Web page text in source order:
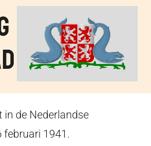
in de Nederlandse
februari 1941.